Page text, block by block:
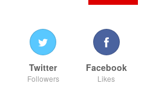
Facebook
Likes
Twitter
Followers